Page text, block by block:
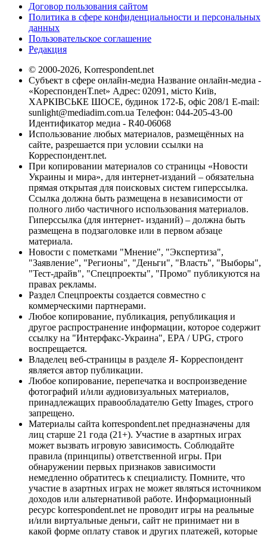
Договор пользования сайтом
Политика в сфере конфиденциальности и персональных
данных
Пользовательское соглашение
Редакция
© 2000-2026, Korrespondent.net
Субъект в сфере онлайн-медиа Название онлайн-медиа -
«КореспонденТ.net» Адрес: 02091, місто Київ,
ХАРКІВСЬКЕ ШОСЕ, будинок 172-Б, офіс 208/1 E-mail:
sunlight@mediadim.com.ua Телефон: 044-205-43-00
Идентификатор медиа - R40-06068
Использование любых материалов, размещённых на
сайте, разрешается при условии ссылки на
Корреспондент.net.
При копировании материалов со страницы «Новости
Украины и мира», для интернет-изданий – обязательна
прямая открытая для поисковых систем гиперссылка.
Ссылка должна быть размещена в независимости от
полного либо частичного использования материалов.
Гиперссылка (для интернет- изданий) – должна быть
размещена в подзаголовке или в первом абзаце
материала.
Новости с пометками "Мнение", "Экспертиза",
"Заявление", "Регионы", "Деньги", "Власть", "Выборы",
"Тест-драйв", "Спецпроекты", "Промо" публикуются на
правах рекламы.
Раздел Спецпроекты создается совместно с
коммерческими партнерами.
Любое копирование, публикация, републикация и
другое распространение информации, которое содержит
ссылку на "Интерфакс-Украина", EPA / UPG, строго
воспрещается.
Владелец веб-страницы в разделе Я- Корреспондент
является автор публикации.
Любое копирование, перепечатка и воспроизведение
фотографий и/или аудиовизуальных материалов,
принадлежащих правообладателю Getty Images, строго
запрещено.
Материалы сайта korrespondent.net предназначены для
лиц старше 21 года (21+). Участие в азартных играх
может вызвать игровую зависимость. Соблюдайте
правила (принципы) ответственной игры. При
обнаружении первых признаков зависимости
немедленно обратитесь к специалисту. Помните, что
участие в азартных играх не может являться источником
доходов или альтернативой работе. Информационный
ресурс korrespondent.net не проводит игры на реальные
и/или виртуальные деньги, сайт не принимает ни в
какой форме оплату ставок и других платежей, которые